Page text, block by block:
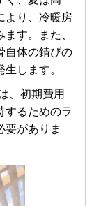
より、冷暖房
す。また、
自体の錆びの
します。
、初期費用
するためのラ
要がありま